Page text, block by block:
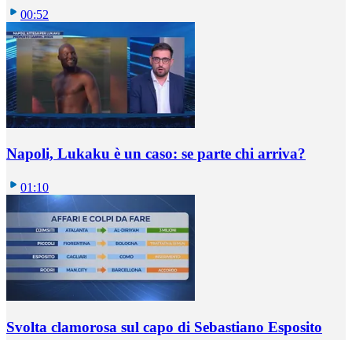
00:52
Napoli, Lukaku è un caso: se parte chi arriva?
01:10
Svolta clamorosa sul capo di Sebastiano Esposito